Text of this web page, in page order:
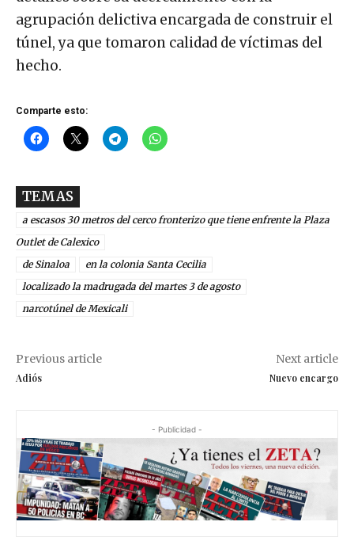
agrupación delictiva encargada de construir el
túnel, ya que tomaron calidad de víctimas del
hecho.
Comparte esto:
TEMAS
a escasos 30 metros del cerco fronterizo que tiene enfrente la Plaza
Outlet de Calexico
de Sinaloa
en la colonia Santa Cecilia
localizado la madrugada del martes 3 de agosto
narcotúnel de Mexicali
Previous article
Adiós
Next article
Nuevo encargo
- Publicidad -